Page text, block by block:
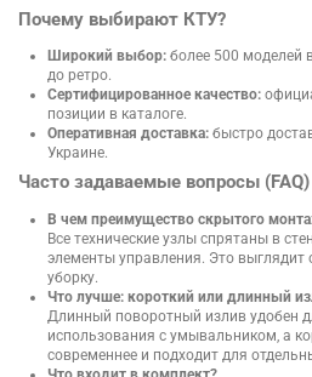
Почему выбирают КТУ?
Широкий выбор: более 500 моделей
до ретро.
Сертифицированное качество:
позиции в каталоге.
Оперативная доставка: быстро
Украине.
Часто задаваемые вопросы (FAQ)
В чем преимущество скрытого
Все технические узлы спрятаны в
элементы управления. Это выглядит
уборку.
Что лучше: короткий или длинный
Длинный поворотный излив удобен
использования с умывальником, а
современнее и подходит для